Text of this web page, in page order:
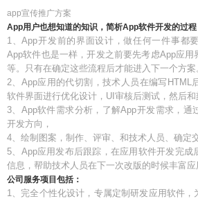
app宣传推广方案
App用户也想知道的知识，简析App软件开发的过程
1、App开发前的界面设计，做任何一件事都
App软件也是一样，开发之前要先考虑App应用
等。只有在确定这些流程后才能进入下一个方案
2、App应用的代切割，技术人员在编写HTML
软件界面进行优化设计，UI审核后测试，然后和
3、App软件需求分析，了解App开发需求，通
开发方向，
4、绘制图案，制作、评审、和技术人员、确定
5、App应用发布后跟踪，在应用软件开发完成
信息，帮助技术人员在下一次改版的时候丰富应
公司服务项目包括：
1、完全个性化设计，专属定制研发应用软件